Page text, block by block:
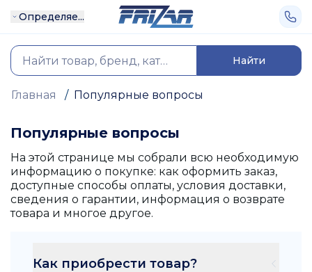
Определяе...
Найти
Главная / Популярные вопросы
Популярные вопросы
На этой странице мы собрали всю необходимую
информацию о покупке: как оформить заказ,
доступные способы оплаты, условия доставки,
сведения о гарантии, информация о возврате
товара и многое другое.
Как приобрести товар?